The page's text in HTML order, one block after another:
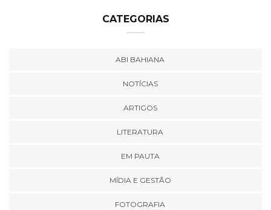
CATEGORIAS
ABI BAHIANA
NOTÍCIAS
ARTIGOS
LITERATURA
EM PAUTA
MÍDIA E GESTÃO
FOTOGRAFIA